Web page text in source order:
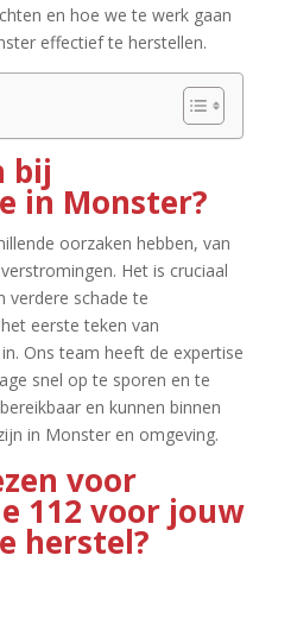
en hoe we te werk gaan
effectief te herstellen.​
bij
in Monster?
oorzaken hebben, van
Het is cruciaal
verdere schade te
eerste teken van
Ons team heeft de expertise
snel op te sporen en te
en kunnen binnen
in Monster en omgeving.​
voor
112 voor jouw
herstel?